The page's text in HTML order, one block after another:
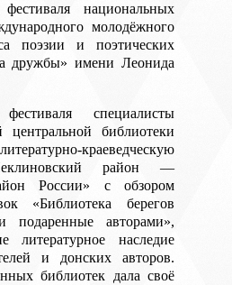
национальных
молодёжного
поэзии и поэтических
дружбы» имени Леонида
специалисты
центральной библиотеки
краеведческую
район —
России» с обзором
«Библиотека берегов
подаренные авторами»,
литературное наследие
и донских авторов.
библиотек дала своё